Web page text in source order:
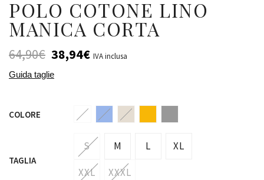
POLO COTONE LINO
MANICA CORTA
64,90€ 38,94€ IVA inclusa
Guida taglie
COLORE
TAGLIA
S M L XL
XXL XXXL